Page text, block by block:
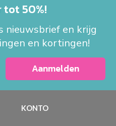
tot 50%!
nieuwsbrief en krijg
en kortingen!
Aanmelden
KONTO